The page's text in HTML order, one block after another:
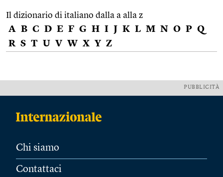
Il dizionario di italiano dalla a alla z
A B C D E F G H I J K L M N O P Q
R S T U V W X Y Z
PUBBLICITÀ
Chi siamo
Contattaci